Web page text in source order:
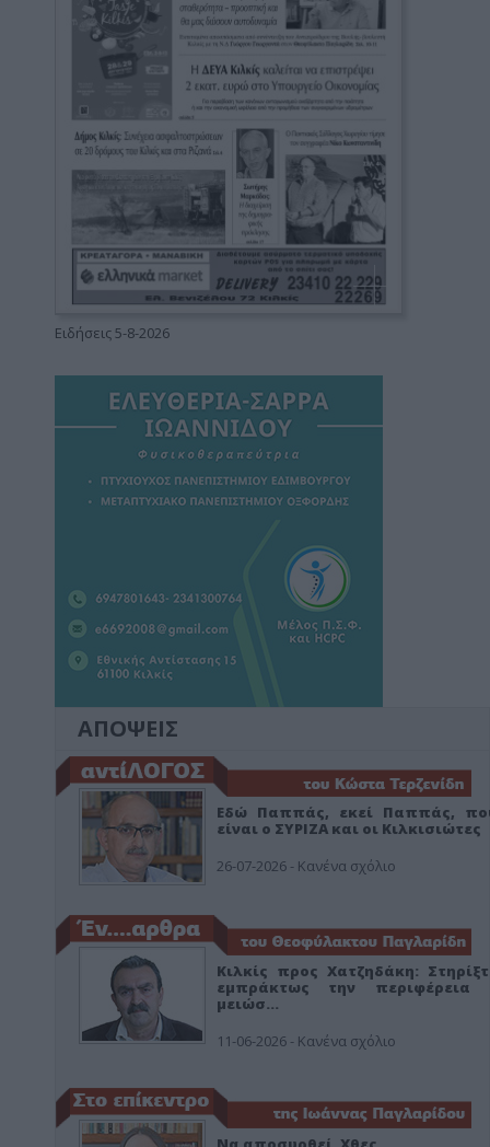
Ειδήσεις 5-8-2026
ΑΠΟΨΕΙΣ
Εδώ Παππάς, εκεί Παππάς,
είναι ο ΣΥΡΙΖΑ και οι Κιλκισιώτες
26-07-2026 - Κανένα σχόλιο
Κιλκίς προς Χατζηδάκη:
εμπράκτως την περιφέρεια
μειώσ…
11-06-2026 - Κανένα σχόλιο